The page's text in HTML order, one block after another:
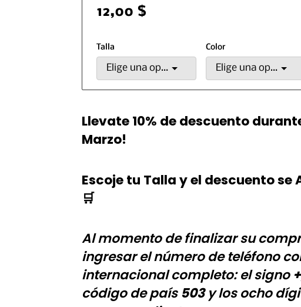
12,00 $
Talla
Elige una opción
Color
Elige una opción
Llevate 10% de descuento
Marzo!
Escoje tu Talla y el descuento se
🛒
Al momento de finalizar su
ingresar el número de teléfono
internacional completo: el signo+
código de país 503y los ocho